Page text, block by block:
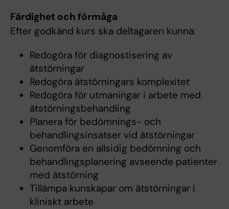
Färdighet och förmåga
Efter godkänd kurs ska deltagaren kunna:
Redogöra för diagnostisering av
ätstörningar
Redogöra ätstörningars komplexitet
Redogöra för utmaningar i arbete med
ätstörningsbehandling
Planera för bedömnings- och
behandlingsinsatser vid ätstörningar
Genomföra en allsidig bedömning och
behandlingsplanering avseende patienter
med ätstörning
Tillämpa kunskapar om ätstörningar i
kliniskt arbete